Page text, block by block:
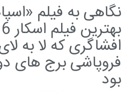
نگاهی به فیلم
افشاگری که لا به
فروپاشی برج های
بود